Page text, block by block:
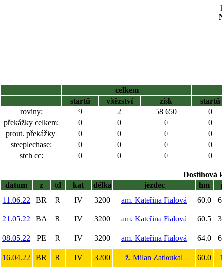
celkem
startů
vítězství zisk
startů
roviny:
9 2 58 650
0
překážky celkem:
0 0 0
0
prout. překážky:
0 0 0
0
steeplechase:
0 0 0
0
stch cc:
0 0 0 0
Dostihová
datum
z td kat délka jezdec hm
11.06.22
BR R IV 3200 am. Kateřina Fialová 60.0
21.05.22 BA R IV 3200 am. Kateřina Fialová 60.5
08.05.22 PE R IV 3200 am. Kateřina Fialová 64.0
16.04.22 BR R IV 3200 ž. Milan Zatloukal 60.0